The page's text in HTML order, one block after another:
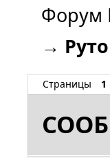
Форум
→
Страницы 1